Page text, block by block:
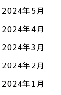
2024年5月
2024年4月
2024年3月
2024年2月
2024年1月